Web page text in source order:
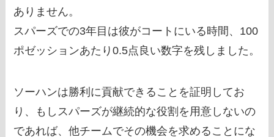
ありません。
スパーズでの3年目は彼がコートにいる時間、100
ポゼッションあたり0.5点良い数字を残しました。
ソーハンは勝利に貢献できることを証明してお
り、もしスパーズが継続的な役割を用意しないの
であれば、他チームでその機会を求めることにな